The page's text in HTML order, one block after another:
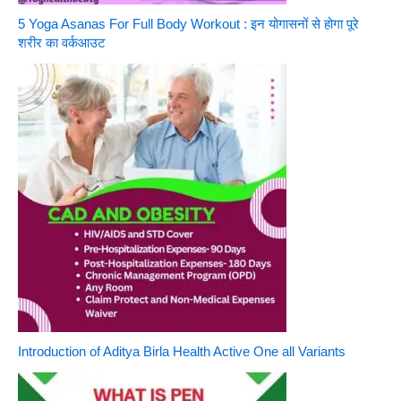
5 Yoga Asanas For Full Body Workout : इन योगासनों से होगा पूरे
शरीर का वर्कआउट
Introduction of Aditya Birla Health Active One all Variants